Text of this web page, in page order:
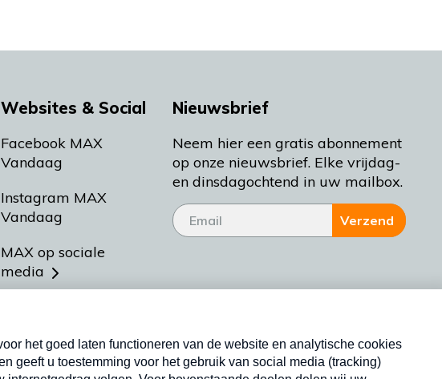
Websites & Social
Facebook MAX
Vandaag
Instagram MAX
Vandaag
MAX op sociale
media
Meldpunt Actueel
Nieuwsbrief
Neem hier een gratis abonnement
op onze nieuwsbrief. Elke vrijdag-
en dinsdagochtend in uw mailbox.
Verzend
Nieuwsbrief